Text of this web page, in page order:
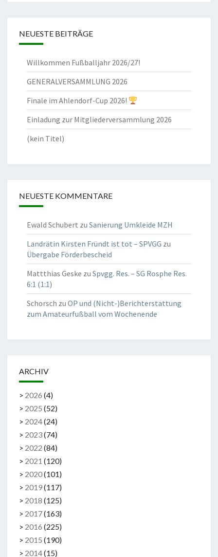
NEUESTE BEITRÄGE
Willkommen Fußballjahr 2026/27!
GENERALVERSAMMLUNG 2026
Finale im Ahlendorf-Cup 2026!
Einladung zur Mitgliederversammlung 2026
(kein Titel)
NEUESTE KOMMENTARE
Ewald Schubert zu Sanierung Umkleide MZH
Landrätin Kirsten Fründt ist tot – SPVGG zu
Übergabe Förderbescheid
Mattthias Geske zu Spvgg. Res. – SG Rosphe Res.
6:1 (1:1)
Schorsch zu OP und (Nicht-)Berichterstattung
zum Amateurfußball vom Wochenende
ARCHIV
> 2026 (4)
> 2025 (52)
> 2024(24)
> 2023(74)
> 2022 (84)
> 2021 (120)
> 2020(101)
> 2019(117)
> 2018 (125)
> 2017(163)
> 2016 (225)
> 2015 (190)
> 2014(15)